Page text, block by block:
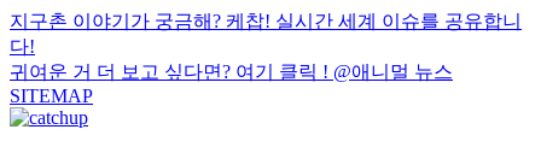
지구촌 이야기가 궁금해? 케찹! 실시간 세계 이슈를 공유합니
다!
귀여운 거 더 보고 싶다면? 여기 클릭 ! @애니멀 뉴스
SITEMAP